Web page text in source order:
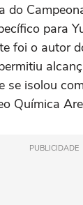
do
para
foi o autor
se isolou
Química
PUBLICIDADE